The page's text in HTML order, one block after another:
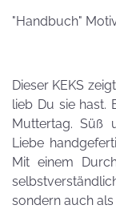
"Handbuch"
Dieser KEKS
lieb Du sie hast.
Muttertag. Süß
Liebe
Mit einem
sondern auch